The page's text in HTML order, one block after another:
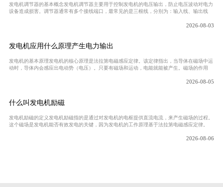
发电机调节器的基本概念发电机调节器主要用于控制发电机的电压输出，防止电压波动对电力
设备造成损害。调节器通常有多个接线端口，最常见的是三根线，分别为：输入线、输出线
2026-08-03
发电机应用什么原理产生电力输出
发电机的基本原理发电机的核心原理是法拉第电磁感应定律。该定律指出，当导体在磁场中运
动时，导体内会感应出电动势（电压）。只要有磁场和运动，电能就能被产生。磁场的作用
2026-08-05
什么叫发电机励磁
发电机励磁的定义发电机励磁指的是通过对发电机的电枢提供直流电流，来产生磁场的过程。
这个磁场是发电机能否有效发电的关键，因为发电机的工作原理基于法拉第电磁感应定律。
2026-08-06